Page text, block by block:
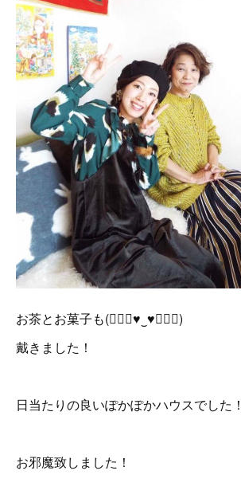
お茶とお菓子も(๑⃙⃘♥‿♥๑⃙⃘)
戴きました！
日当たりの良いぽかぽかハウスでした！
お邪魔致しました！